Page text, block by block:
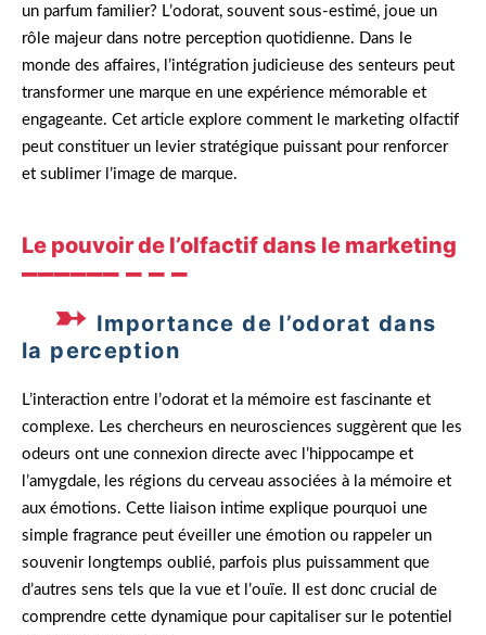
un parfum familier? L’odorat, souvent sous-estimé, joue un
rôle majeur dans notre perception quotidienne. Dans le
monde des affaires, l’intégration judicieuse des senteurs peut
transformer une marque en une expérience mémorable et
engageante. Cet article explore comment le marketing olfactif
peut constituer un levier stratégique puissant pour renforcer
et sublimer l’image de marque.
Le pouvoir de l’olfactif dans le marketing
Importance de l’odorat dans
la perception
L’interaction entre l’odorat et la mémoire est fascinante et
complexe. Les chercheurs en neurosciences suggèrent que les
odeurs ont une connexion directe avec l’hippocampe et
l’amygdale, les régions du cerveau associées à la mémoire et
aux émotions. Cette liaison intime explique pourquoi une
simple fragrance peut éveiller une émotion ou rappeler un
souvenir longtemps oublié, parfois plus puissamment que
d’autres sens tels que la vue et l’ouïe. Il est donc crucial de
comprendre cette dynamique pour capitaliser sur le potentiel